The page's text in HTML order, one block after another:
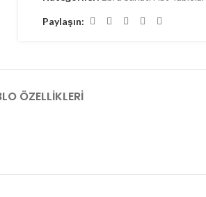
Paylaşın:
ÖZELLIKLERI